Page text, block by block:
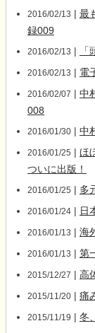
2016/02/13 | 最
録009
2016/02/13 |
2016/02/13 | 電
2016/02/07 | 中
008
2016/01/30| 中
2016/01/25 | ほ
ついに出版！
2016/01/25 | 多
2016/01/24| 日
2016/01/13 | 海
2016/01/13 | 第
2015/12/27 | 高
2015/11/20| 痛
2015/11/19 | 冬